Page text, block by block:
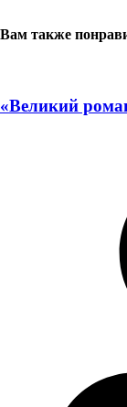
Вам также
«Великий